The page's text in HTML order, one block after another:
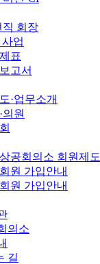
직 회장
업
표
고서
·업무소개
의원
공회의소 회원제도
원 가입안내
원 가입안내
의소
길